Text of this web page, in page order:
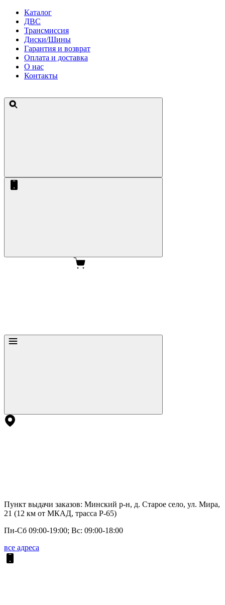
Каталог
ДВС
Трансмиссия
Диски/Шины
Гарантия и возврат
Оплата и доставка
О нас
Контакты
Пункт выдачи заказов: Минский р-н, д. Старое село, ул. Мира,
21 (12 км от МКАД, трасса P-65)
Пн-Сб 09:00-19:00; Вс: 09:00-18:00
все адреса